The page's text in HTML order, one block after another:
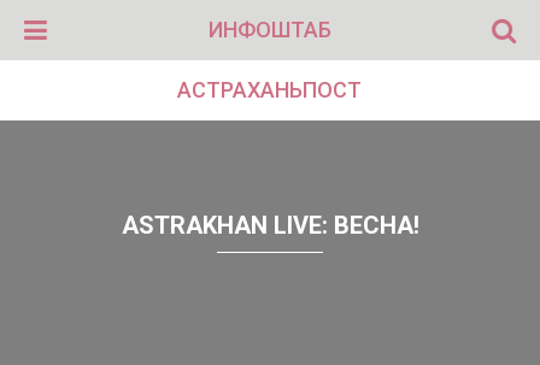
ИНФОШТАБ
АСТРАХАНЬПОСТ
ASTRAKHAN LIVE: ВЕСНА!